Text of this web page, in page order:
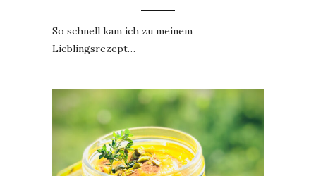
So schnell kam ich zu meinem
Lieblingsrezept…